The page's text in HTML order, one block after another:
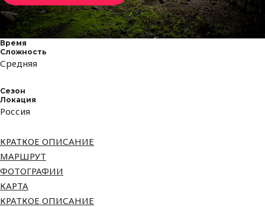
Время
Сложность
Средняя
Сезон
Локация
Россия
КРАТКОЕ ОПИСАНИЕ
МАРШРУТ
ФОТОГРАФИИ
КАРТА
КРАТКОЕ ОПИСАНИЕ